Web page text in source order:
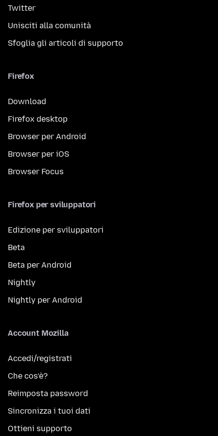
Twitter
Unisciti alla comunità
Sfoglia gli articoli di supporto
Firefox
Download
Firefox desktop
Browser per Android
Browser per iOS
Browser Focus
Firefox per sviluppatori
Edizione per sviluppatori
Beta
Beta per Android
Nightly
Nightly per Android
Account Mozilla
Accedi/registrati
Che cos’è?
Reimposta password
Sincronizza i tuoi dati
Ottieni supporto